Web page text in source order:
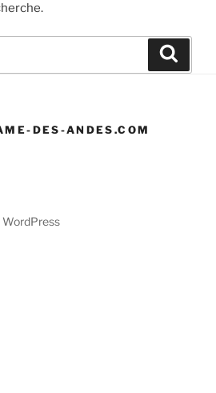
DES-ANDES.COM
WordPress